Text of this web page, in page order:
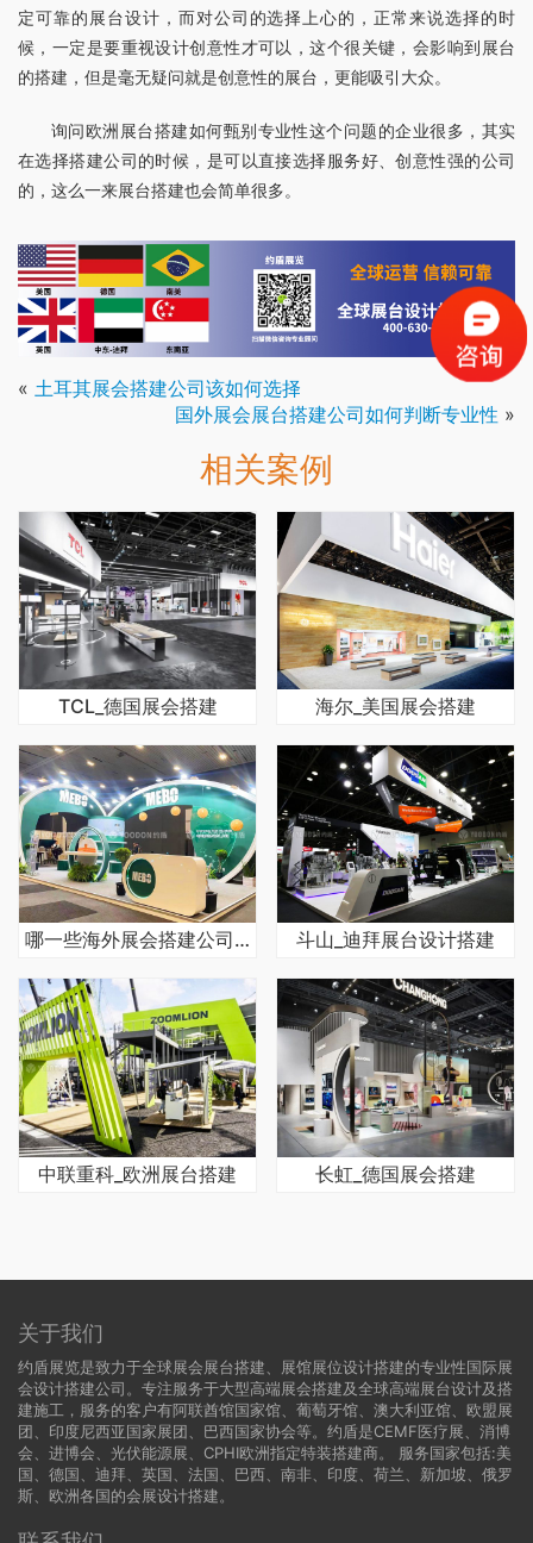
定可靠的展台设计，而对公司的选择上心的，正常来说选择的时
候，一定是要重视设计创意性才可以，这个很关键，会影响到展台
的搭建，但是毫无疑问就是创意性的展台，更能吸引大众。
询问欧洲展台搭建如何甄别专业性这个问题的企业很多，其实
在选择搭建公司的时候，是可以直接选择服务好、创意性强的公司
的，这么一来展台搭建也会简单很多。
« 土耳其展会搭建公司该如何选择
国外展会展台搭建公司如何判断专业性 »
相关案例
TCL_德国展会搭建 海尔_美国展会搭建
哪一些海外展会搭建公司比较好 斗山_迪拜展台设计搭建
中联重科_欧洲展台搭建 长虹_德国展会搭建
关于我们
约盾展览是致力于全球展会展台搭建、展馆展位设计搭建的专业性国际展
会设计搭建公司。专注服务于大型高端展会搭建及全球高端展台设计及搭
建施工，服务的客户有阿联酋馆国家馆、葡萄牙馆、澳大利亚馆、欧盟展
团、印度尼西亚国家展团、巴西国家协会等。约盾是CEMF医疗展、消博
会、进博会、光伏能源展、CPHI欧洲指定特装搭建商。 服务国家包括:美
国
德国 、迪拜、英国、法国、巴西、南非、印度、荷兰、新加坡、俄罗
斯、欧洲各国的会展设计搭建。